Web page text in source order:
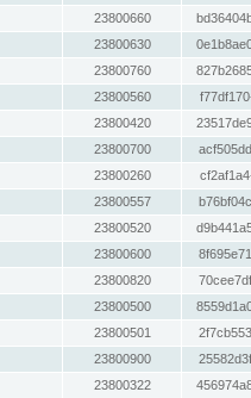
23800660
23800630
23800760
23800560
23800420
23800700
23800260
23800557
23800520
23800600
23800820
23800500
23800501
23800900
23800322